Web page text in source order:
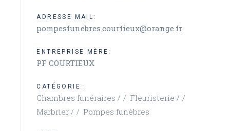
ADRESSE MAIL:
pompesfunebres.courtieux@orange.fr
ENTREPRISE MÈRE:
PF COURTIEUX
CATÉGORIE :
Chambres funéraires /
Fleuristerie /
Marbrier /
Pompes funèbres